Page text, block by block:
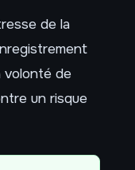
de la
volonté de
un risque